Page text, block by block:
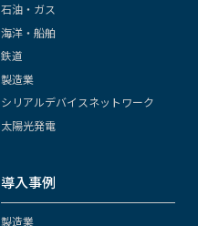
石油・ガス
海洋・船舶
鉄道
製造業
シリアルデバイスネットワーク
太陽光発電
導入事例
製造業